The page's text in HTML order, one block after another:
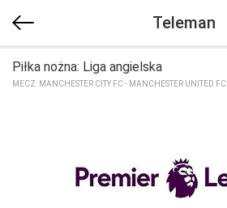
Teleman
Piłka nożna: Liga angielska
MECZ: MANCHESTER CITY FC - MANCHESTER UNITED FC